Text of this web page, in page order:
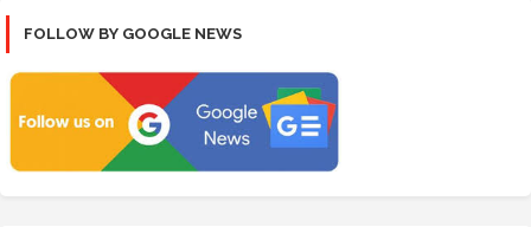
FOLLOW BY GOOGLE NEWS